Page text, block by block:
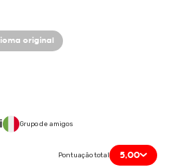
original
Grupo de amigos
Pontuação total 5,00